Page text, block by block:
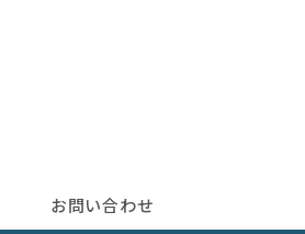
お問い合わせ